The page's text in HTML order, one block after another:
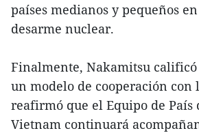
países medianos y pequeños
desarme nuclear.
Finalmente, Nakamitsu
un modelo de cooperación con
reafirmó que el Equipo de País
Vietnam continuará